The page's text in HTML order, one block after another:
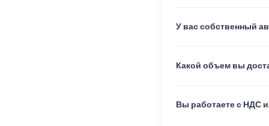
У вас собственный
Какой объем вы
Вы работаете с НДС